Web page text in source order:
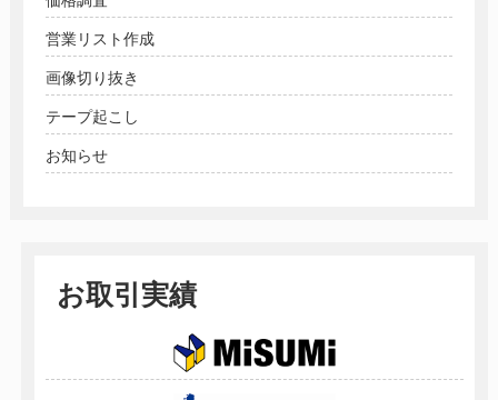
営業リスト作成
画像切り抜き
テープ起こし
お知らせ
お取引実績